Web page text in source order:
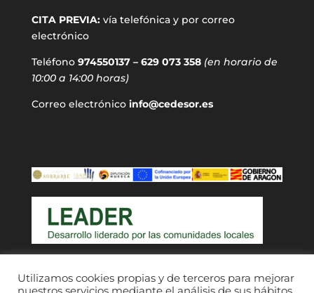
CITA PREVIA:vía telefónica y por correo
electrónico
Teléfono 974550137 – 629 073 358 (en horario de
10:00 a 14:00 horas)
Correo electrónico info@cedesor.es
Utilizamos cookies propias y de terceros para mejorar